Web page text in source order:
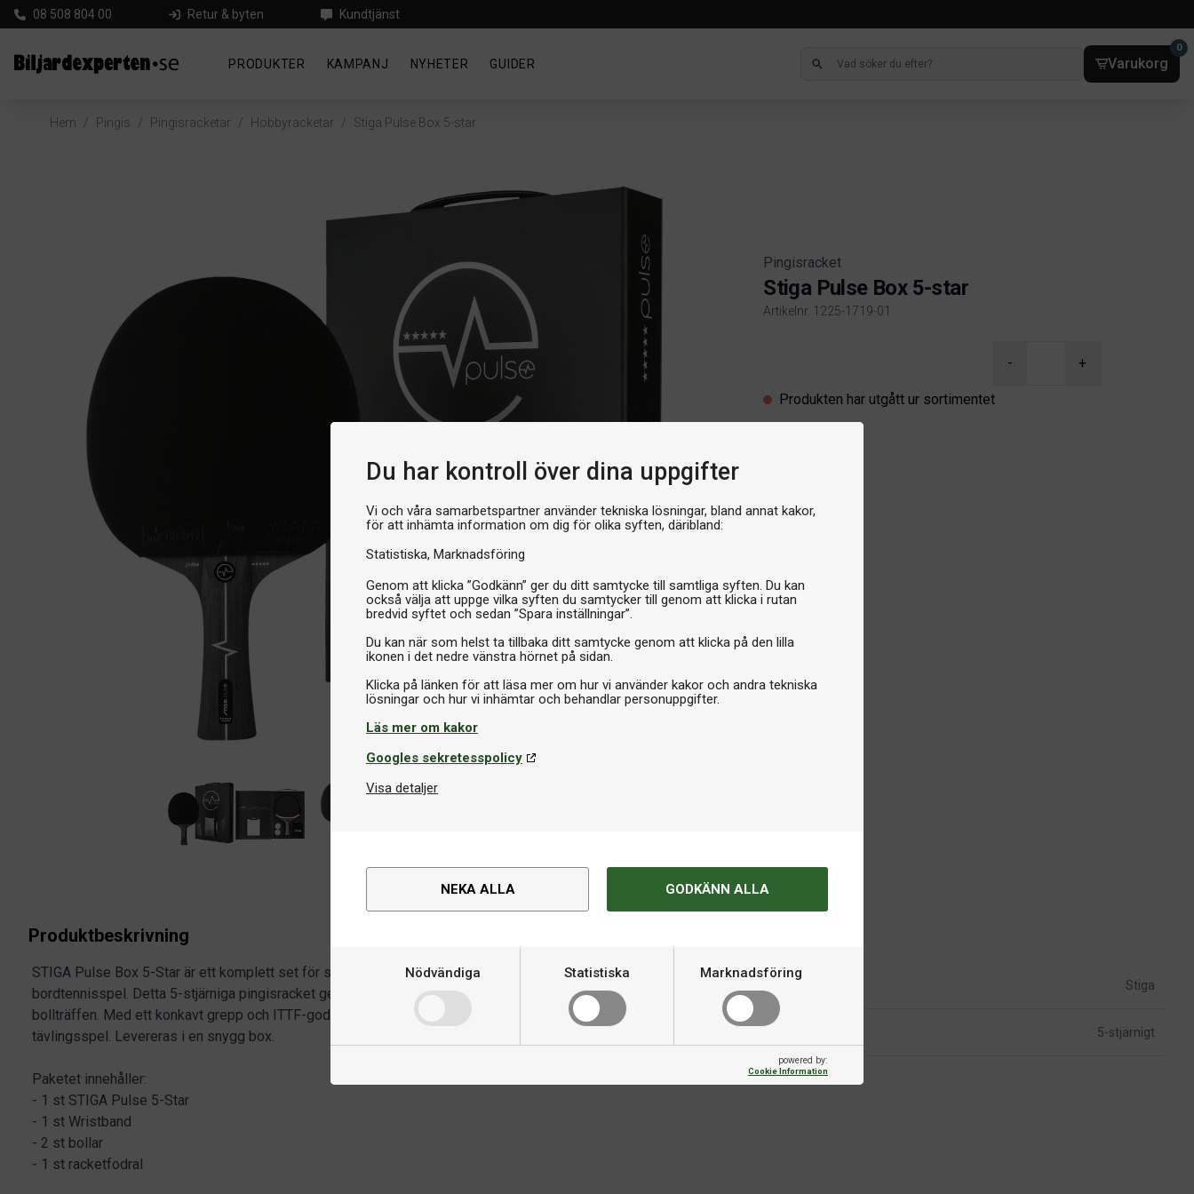
Du har kontroll över dina uppgifter
Vi och våra samarbetspartner använder tekniska lösningar, bland annat kakor,
för att inhämta information om dig för olika syften, däribland:
Statistiska Marknadsföring
Genom att klicka ”Godkänn” ger du ditt samtycke till samtliga syften. Du kan
också välja att uppge vilka syften du samtycker till genom att klicka i rutan
bredvid syftet och sedan ”Spara inställningar”.
Du kan när som helst ta tillbaka ditt samtycke genom att klicka på den lilla
ikonen i det nedre vänstra hörnet på sidan.
Klicka på länken för att läsa mer om hur vi använder kakor och andra tekniska
Läs mer om kakor
Googles sekretesspolicy
Visa detaljer
NEKA ALLA GODKÄNN ALLA
Nödvändiga Statistiska Marknadsföring
powered by:
Cookie Information
08 508 804 00 Retur & byten Kundtjänst
PRODUKTER KAMPANJ NYHETER GUIDER Varukorg
0
Hem / Pingis / Pingisracketar / Hobbyracketar / Stiga Pulse Box 5-star
Pingisracket
Stiga Pulse Box 5-star
Artikelnr. 1225-1719-01
- +
Produkten har utgått ur sortimentet
Produktbeskrivning
STIGA Pulse Box 5-Star är ett komplett set för spelare som vill utveckla sitt
bordtennisspel. Detta 5-stjärniga pingisracket ger en bra mix av skruv, fart och kontroll i
bollträffen. Med ett konkavt grepp och ITTF-godkända gummin, vilket gör det godkänt för
tävlingsspel. Levereras i en snygg box.
Paketet innehåller:
- 1 st STIGA Pulse 5-Star
- 1 st Wristband
- 2 st bollar
- 1 st racketfodral
Stiga
5-stjärnigt